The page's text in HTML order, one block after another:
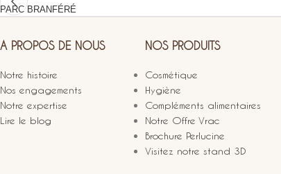
PARC BRANFÉRÉ
A PROPOS DE NOUS
Notre histoire
Nos engagements
Notre expertise
Lire le blog
NOS PRODUITS
Cosmétique
Hygiène
Compléments alimentaires
Notre Offre Vrac
Brochure Perlucine
Visitez notre stand 3D